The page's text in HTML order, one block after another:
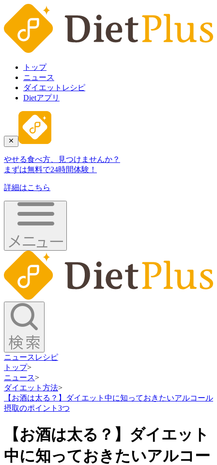
トップ
ニュース
ダイエットレシピ
Dietアプリ
やせる食べ方、見つけませんか？
まずは無料で24時間体験！
詳細はこちら
ニュース レシピ
トップ>
ニュース>
ダイエット方法>
【お酒は太る？】ダイエット中に知っておきたいアルコール
摂取のポイント3つ
【お酒は太る？】ダイエット
中に知っておきたいアルコー